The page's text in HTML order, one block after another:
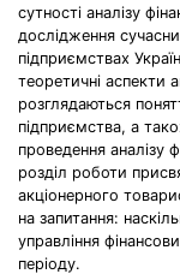
сутності аналізу
дослідження
підприємствах
теоретичні аспекти
розглядаються
підприємства, а
проведення аналізу
розділ роботи
акціонерного
на запитання:
управління
періоду.